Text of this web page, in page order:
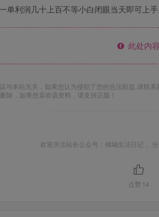
单利润几十上百不等小白闭眼当天即可上
此处内
与本站无关，如果您认为侵犯了您的合法权益,请联
除，如果您喜欢该资料，请支持正版！
欢迎关注站长公众号：倾城生活日记 。
点赞 14